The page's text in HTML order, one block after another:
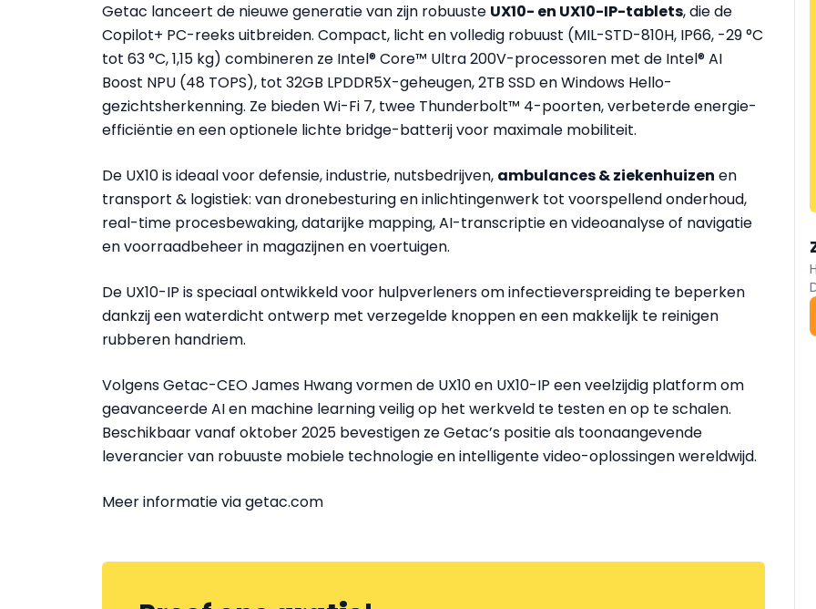
Getac lanceert de nieuwe generatie van zijn robuuste UX10- en UX10-IP-tablets, die de
Copilot+ PC-reeks uitbreiden. Compact, licht en volledig robuust (MIL-STD-810H, IP66, -29 °C
tot 63 °C, 1,15 kg) combineren ze Intel® Core™ Ultra 200V-processoren met de Intel® AI
Boost NPU (48 TOPS), tot 32GB LPDDR5X-geheugen, 2TB SSD en Windows Hello-
gezichtsherkenning. Ze bieden Wi-Fi 7, twee Thunderbolt™ 4-poorten, verbeterde energie-
efficiëntie en een optionele lichte bridge-batterij voor maximale mobiliteit.
De UX10 is ideaal voor defensie, industrie, nutsbedrijven, ambulances & ziekenhuizen en
transport & logistiek: van dronebesturing en inlichtingenwerk tot voorspellend onderhoud,
real-time procesbewaking, datarijke mapping, AI-transcriptie en videoanalyse of navigatie
en voorraadbeheer in magazijnen en voertuigen.
De UX10-IP is speciaal ontwikkeld voor hulpverleners om infectieverspreiding te beperken
dankzij een waterdicht ontwerp met verzegelde knoppen en een makkelijk te reinigen
rubberen handriem.
Volgens Getac-CEO James Hwang vormen de UX10 en UX10-IP een veelzijdig platform om
geavanceerde AI en machine learning veilig op het werkveld te testen en op te schalen.
Beschikbaar vanaf oktober 2025 bevestigen ze Getac’s positie als toonaangevende
leverancier van robuuste mobiele technologie en intelligente video-oplossingen wereldwijd.
Meer informatie via getac.com